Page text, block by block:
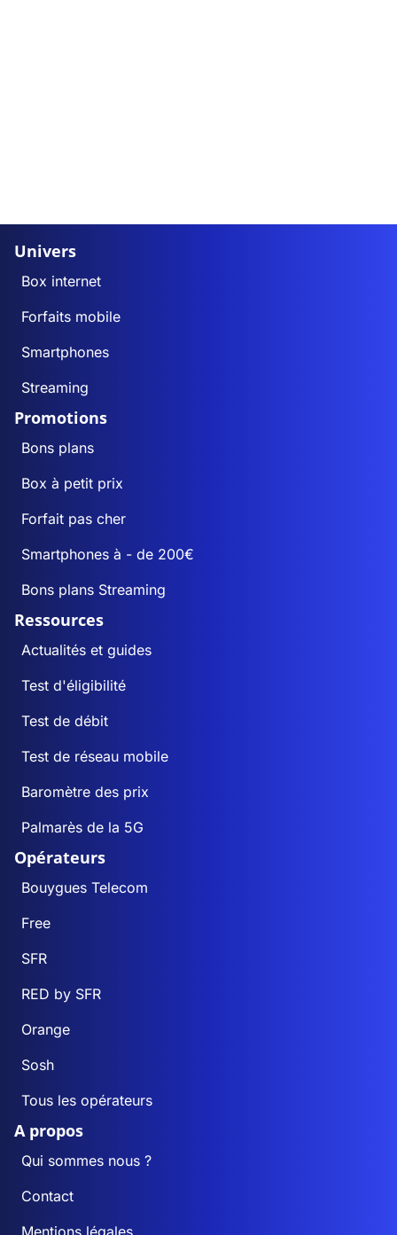
Univers
Box internet
Forfaits mobile
Smartphones
Streaming
Promotions
Bons plans
Box à petit prix
Forfait pas cher
Smartphones à - de 200€
Bons plans Streaming
Ressources
Actualités et guides
Test d'éligibilité
Test de débit
Test de réseau mobile
Baromètre des prix
Palmarès de la 5G
Opérateurs
Bouygues Telecom
Free
SFR
RED by SFR
Orange
Sosh
Tous les opérateurs
A propos
Qui sommes nous ?
Contact